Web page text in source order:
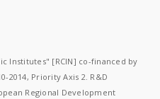
Institutes" [RCIN] co-financed by
2014, Priority Axis 2. R&D
Regional Development